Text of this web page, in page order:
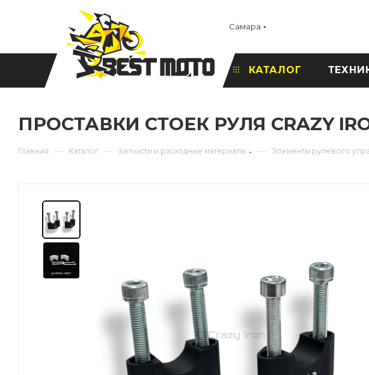
Самара
КАТАЛОГ
ПРОСТАВКИ СТОЕК РУЛЯ CRAZY
Главная — Каталог — Запчасти и расходные материалы — Элементы рулевого